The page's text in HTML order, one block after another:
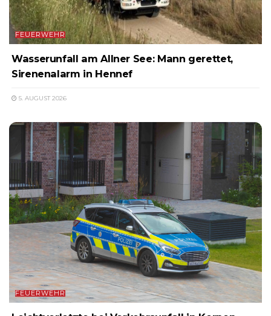
FEUERWEHR
Wasserunfall am Allner See: Mann gerettet,
Sirenenalarm in Hennef
5. AUGUST 2026
FEUERWEHR